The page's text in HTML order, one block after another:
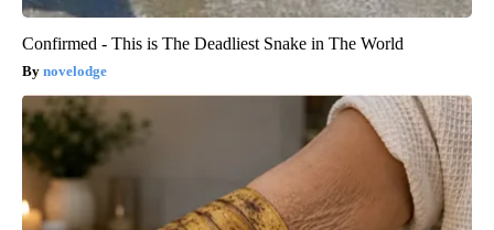
Confirmed - This is The Deadliest Snake in The World
novelodge